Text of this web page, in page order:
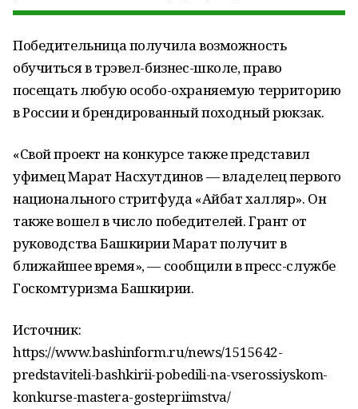
Победительница получила возможность
обучиться в трэвел-бизнес-школе, право
посещать любую особо-охраняемую территорию
в России и брендированный походный рюкзак.
«Свой проект на конкурсе также представил
уфимец Марат Насхутдинов — владелец первого
национального стритфуда «Айбат халляр». Он
также вошел в число победителей. Грант от
руководства Башкирии Марат получит в
ближайшее время», — сообщили в пресс-службе
Госкомтуризма Башкирии.
Источник:
https://www.bashinform.ru/news/1515642-
predstaviteli-bashkirii-pobedili-na-vserossiyskom-
konkurse-mastera-gostepriimstva/